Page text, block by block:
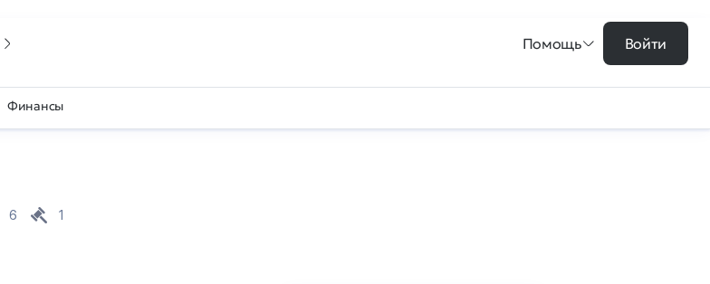
Помощь Войти
Финансы
6 1